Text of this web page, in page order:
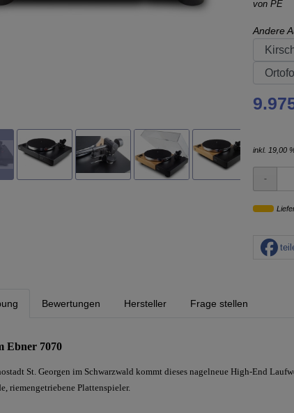
von PE
Andere
inkl. 19,00
Bewertungen Hersteller Frage stellen
Ebner 7070
St. Georgen im Schwarzwald kommt dieses nagelneue High-End
riemengetriebene Plattenspieler.